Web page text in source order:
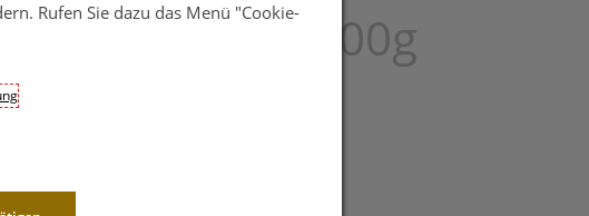
Cafe Pulver 400g
3303497
Rufen Sie dazu das Menü "Cookie-